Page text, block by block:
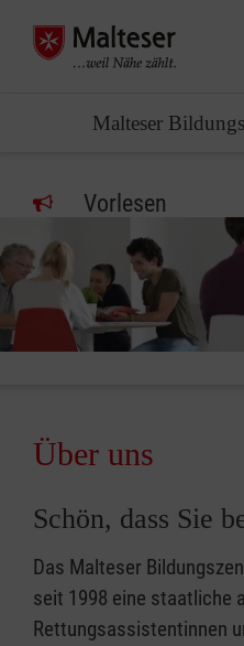
Malteser
Vorlesen
Über uns
Schön, dass Sie
Das Malteser
seit 1998 eine staatliche
Rettungsassistentinnen